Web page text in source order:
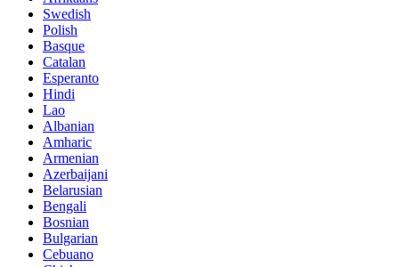
Swedish
Polish
Basque
Catalan
Esperanto
Hindi
Lao
Albanian
Amharic
Armenian
Azerbaijani
Belarusian
Bengali
Bosnian
Bulgarian
Cebuano